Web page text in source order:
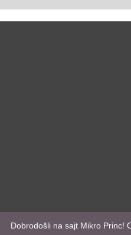
Dobrodošli na sajt Mikro Princ!